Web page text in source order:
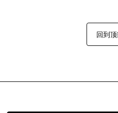
回到